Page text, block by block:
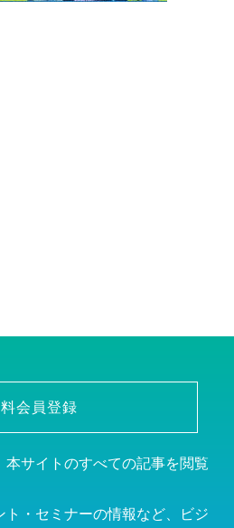
会員登録
サイトのすべての記事を閲覧
ト・セミナーの情報など、ビジ